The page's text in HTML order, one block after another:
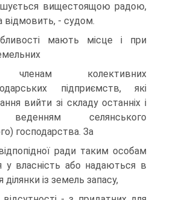
вищестоящою радою,
вiдмовить, - судом.
мають мiсце i при
членам колективних
пiдприємств, якi
вийти зi складу останнiх i
веденням селянського
господарства. За
ради таким особам
у власнiсть або надаються в
дiлянки iз земель запасу,